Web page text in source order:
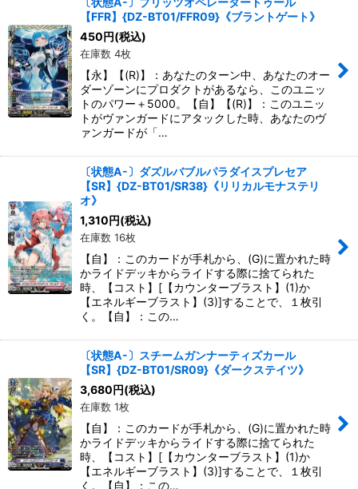
【FFR】{DZ-BT01/FFR09}《ブラントゲート》
450円(税込)
在庫数 4枚
【永】【(R)】：あなたのターン中、あなたのオー
ダーゾーンにプロダクトがあるなら、このユニッ
トのパワー＋5000。【自】【(R)】：このユニッ
トがヴァンガードにアタックした時、あなたのヴ
ァンガードが「…
〔状態A-〕ダズルバブルパラダイスプレセア
【SR】{DZ-BT01/SR38}《リリカルモナステリ
オ》
1,310円(税込)
在庫数 16枚
【自】：このカードが手札から、(G)に置かれた時
かライドデッキからライドする際に捨てられた
時、【コスト】[【カウンターブラスト】(1)か
【エネルギーブラスト】(3)]することで、１枚引
く。【自】：この…
〔状態A-〕スチームガンナーティズカール
【SR】{DZ-BT01/SR09}《ダークステイツ》
3,680円(税込)
在庫数 1枚
【自】：このカードが手札から、(G)に置かれた時
かライドデッキからライドする際に捨てられた
時、【コスト】[【カウンターブラスト】(1)か
【エネルギーブラスト】(3)]することで、１枚引
く。【自】：この…